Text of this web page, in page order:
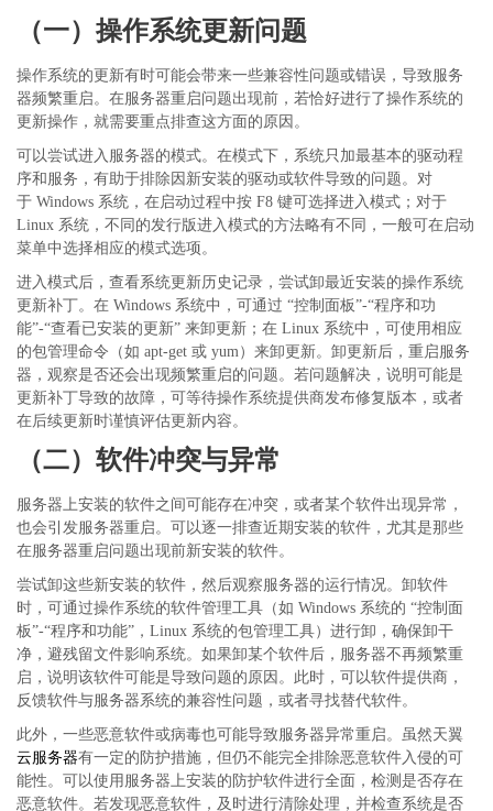
（一）操作系统更新问题
操作系统的更新有时可能会带来一些兼容性问题或错误，导致服务
器频繁重启。在服务器重启问题出现前，若恰好进行了操作系统的
更新操作，就需要重点排查这方面的原因。
可以尝试进入服务器的模式。在模式下，系统只加最基本的驱动程
序和服务，有助于排除因新安装的驱动或软件导致的问题。对
于 Windows 系统，在启动过程中按 F8 键可选择进入模式；对于
Linux 系统，不同的发行版进入模式的方法略有不同，一般可在启动
菜单中选择相应的模式选项。
进入模式后，查看系统更新历史记录，尝试卸最近安装的操作系统
更新补丁。在 Windows 系统中，可通过 “控制面板”-“程序和功
能”-“查看已安装的更新” 来卸更新；在 Linux 系统中，可使用相应
的包管理命令（如 apt-get 或 yum）来卸更新。卸更新后，重启服务
器，观察是否还会出现频繁重启的问题。若问题解决，说明可能是
更新补丁导致的故障，可等待操作系统提供商发布修复版本，或者
在后续更新时谨慎评估更新内容。
（二）软件冲突与异常
服务器上安装的软件之间可能存在冲突，或者某个软件出现异常，
也会引发服务器重启。可以逐一排查近期安装的软件，尤其是那些
在服务器重启问题出现前新安装的软件。
尝试卸这些新安装的软件，然后观察服务器的运行情况。卸软件
时，可通过操作系统的软件管理工具（如 Windows 系统的 “控制面
板”-“程序和功能”，Linux 系统的包管理工具）进行卸，确保卸干
净，避残留文件影响系统。如果卸某个软件后，服务器不再频繁重
启，说明该软件可能是导致问题的原因。此时，可以软件提供商，
反馈软件与服务器系统的兼容性问题，或者寻找替代软件。
此外，一些恶意软件或病毒也可能导致服务器异常重启。虽然天翼
云服务器有一定的防护措施，但仍不能完全排除恶意软件入侵的可
能性。可以使用服务器上安装的防护软件进行全面，检测是否存在
恶意软件。若发现恶意软件，及时进行清除处理，并检查系统是否